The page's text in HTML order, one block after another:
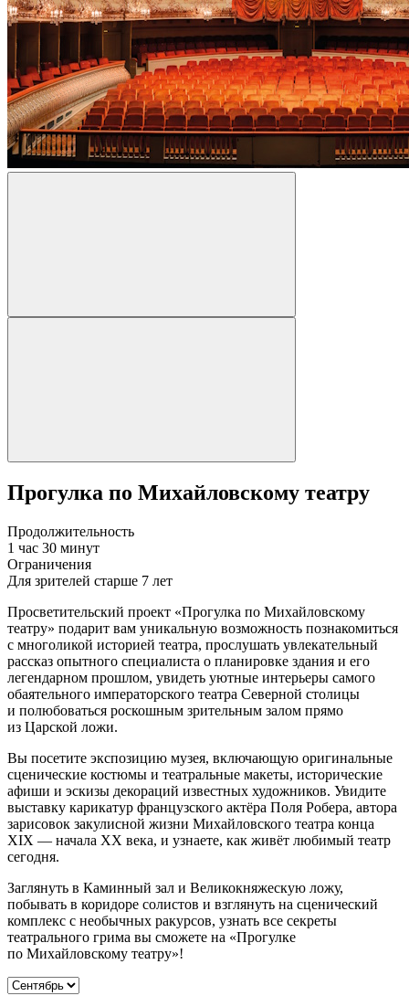
Прогулка по Михайловскому театру
Продолжительность
1 час 30 минут
Ограничения
Для зрителей старше 7 лет
Просветительский проект «Прогулка по Михайловскому
театру» подарит вам уникальную возможность познакомиться
с многоликой историей театра, прослушать увлекательный
рассказ опытного специалиста о планировке здания и его
легендарном прошлом, увидеть уютные интерьеры самого
обаятельного императорского театра Северной столицы
и полюбоваться роскошным зрительным залом прямо
из Царской ложи.
Вы посетите экспозицию музея, включающую оригинальные
сценические костюмы и театральные макеты, исторические
афиши и эскизы декораций известных художников. Увидите
выставку карикатур французского актёра Поля Робера, автора
зарисовок закулисной жизни Михайловского театра конца
XIX — начала XX века, и узнаете, как живёт любимый театр
сегодня.
Заглянуть в Каминный зал и Великокняжескую ложу,
побывать в коридоре солистов и взглянуть на сценический
комплекс с необычных ракурсов, узнать все секреты
театрального грима вы сможете на «Прогулке
по Михайловскому театру»!